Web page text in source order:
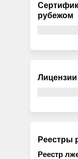
рубежом
Лицензии
Реестры
Реестр